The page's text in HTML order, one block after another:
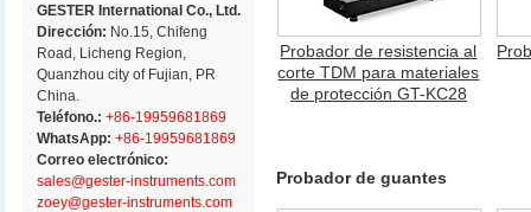
GESTER International Co., Ltd.
Dirección: No.15, Chifeng
Road, Licheng Region,
Quanzhou city of Fujian, PR
China.
Teléfono.: +86-19959681869
WhatsApp: +86-19959681869
Correo electrónico:
sales@gester-instruments.com
zoey@gester-instruments.com
Probador de resistencia al
corte TDM para materiales
de protección GT-KC28
Probador de guantes